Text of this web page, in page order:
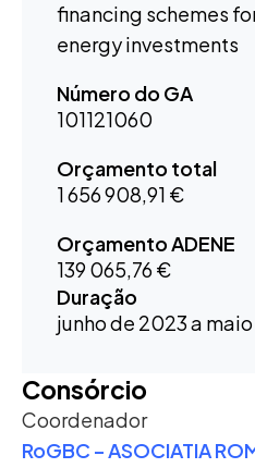
financing schemes
energy investments
Número do GA
101121060
Orçamento total
1 656 908,91 €
Orçamento ADENE
139 065,76 €
Duração
junho de 2023 a
Consórcio
Coordenador
RoGBC – ASOCIATIA